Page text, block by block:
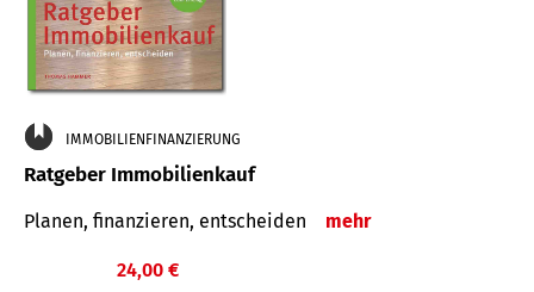
IMMOBILIENFINANZIERUNG
Ratgeber Immobilienkauf
Planen, finanzieren, entscheiden mehr
24,00 €